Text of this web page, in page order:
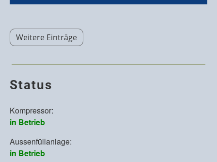
Weitere Einträge
Status